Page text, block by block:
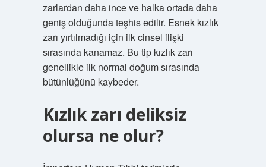
zarlardan daha ince ve halka ortada daha
geniş olduğunda teşhis edilir. Esnek kızlık
zarı yırtılmadığı için ilk cinsel ilişki
sırasında kanamaz. Bu tip kızlık zarı
genellikle ilk normal doğum sırasında
bütünlüğünü kaybeder.
Kızlık zarı deliksiz
olursa ne olur?